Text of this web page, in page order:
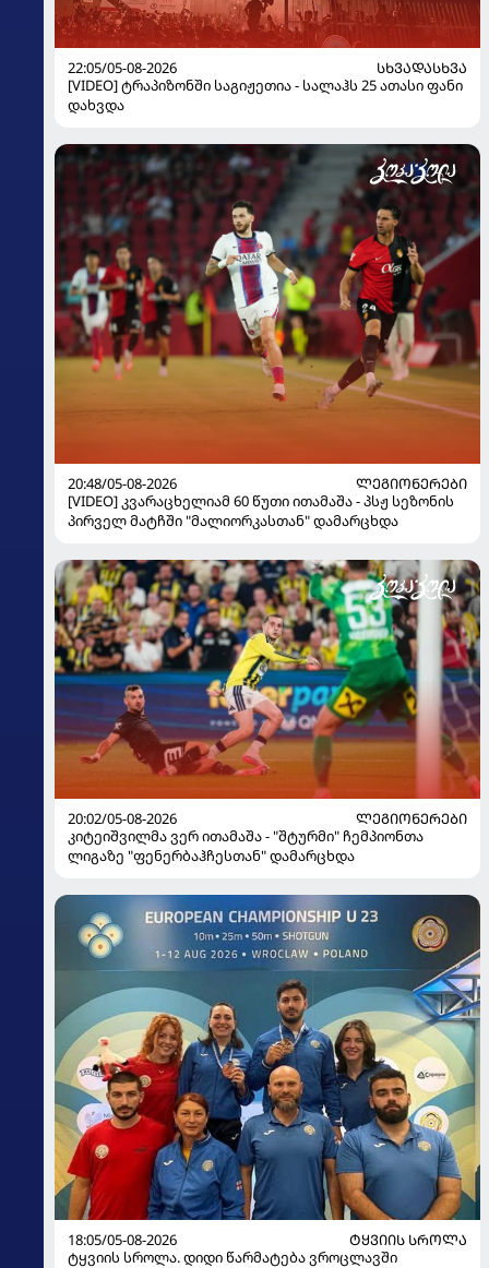
22:05/05-08-2026
ᲡᲮᲕᲐᲓᲐᲡᲮᲕᲐ
[VIDEO] ტრაპიზონში საგიჟეთია - სალაჰს 25 ათასი ფანი
დახვდა
20:48/05-08-2026
ᲚᲔᲒᲘᲝᲜᲔᲠᲔᲑᲘ
[VIDEO] კვარაცხელიამ 60 წუთი ითამაშა - პსჟ სეზონის
პირველ მატჩში "მალიორკასთან" დამარცხდა
20:02/05-08-2026
ᲚᲔᲒᲘᲝᲜᲔᲠᲔᲑᲘ
კიტეიშვილმა ვერ ითამაშა - "შტურმი" ჩემპიონთა
ლიგაზე "ფენერბაჰჩესთან" დამარცხდა
18:05/05-08-2026
ᲢᲧᲕᲘᲘᲡ ᲡᲠᲝᲚᲐ
ტყვიის სროლა. დიდი წარმატება ვროცლავში